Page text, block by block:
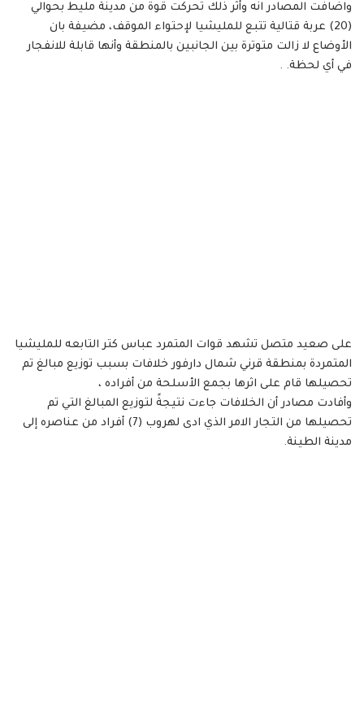
واضافت المصادر انه وأثر ذلك تحركت قوة من مدينة مليط بحوالي
(20) عربة قتالية تتبع للمليشيا لإحتواء الموقف، مضيفة بان
الأوضاع لا زالت متوترة بين الجانبين بالمنطقة وأنها قابلة للانفجار
في أي لحظة. .
على صعيد متصل تشهد قوات المتمرد عباس كتر التابعه للمليشيا
المتمردة بمنطقة قرني شمال دارفور خلافات بسبب توزيع مبالغ تم
تحصيلها قام على اثرها بجمع الأسلحة من أفراده ،
وأفادت مصادر أن الخلافات جاءت نتيجةً لتوزيع المبالغ التي تم
تحصيلها من التجار الامر الذي ادى لهروب (7) أفراد من عناصره إلى
مدينة الطينة.